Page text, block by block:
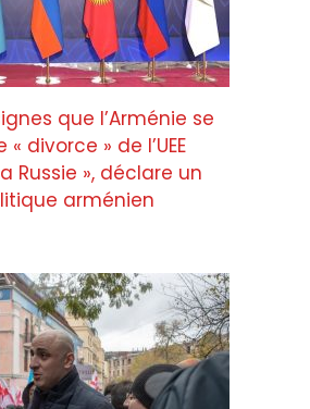
que l’Arménie se
divorce » de l’UEE
Russie », déclare un
arménien